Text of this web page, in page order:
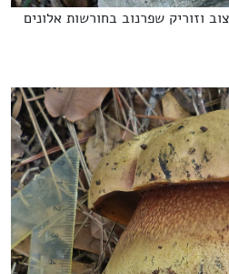
וזוריק שפרנוב בחורשות אלונים